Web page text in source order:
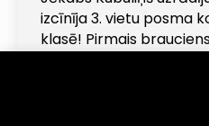
izcīnīja 3. vietu posma
klasē! Pirmais